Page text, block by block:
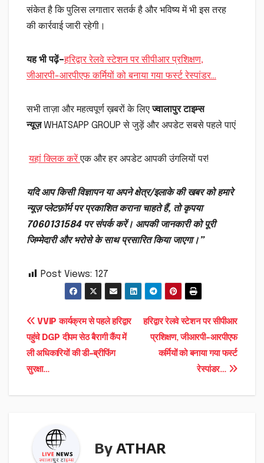
संकेत है कि पुलिस लगातार सतर्क है और भविष्य में भी इस तरह
की कार्रवाई जारी रहेगी।
यह भी पढ़ें–हरिद्वार रेलवे स्टेशन पर सीपीआर प्रशिक्षण,
जीआरपी-आरपीएफ कर्मियों को बनाया गया फर्स्ट रेस्पांडर…
सभी ताज़ा और महत्वपूर्ण ख़बरों के लिएज्वालापुर टाइम्स
न्यूज़WHATSAPP GROUP से जुड़ें और अपडेट सबसे पहले पाएं
यहां क्लिक करेंएक और हर अपडेट आपकी उंगलियों पर!
यदि आप किसी विज्ञापन या अपने क्षेत्र/इलाके की खबर को हमारे
न्यूज़ प्लेटफ़ॉर्म पर प्रकाशित कराना चाहते हैं, तो कृपया
7060131584 पर संपर्क करें। आपकी जानकारी को पूरी
जिम्मेदारी और भरोसे के साथ प्रसारित किया जाएगा।”
Post Views: 127
Post
navigation
हरिद्वार रेलवे स्टेशन पर सीपीआर
प्रशिक्षण, जीआरपी-आरपीएफ
कर्मियों को बनाया गया फर्स्ट
रेस्पांडर…
VVIP कार्यक्रम से पहले हरिद्वार
पहुंचे DGP दीपम सेठ बैरागी कैंप में
ली अधिकारियों की डी-ब्रीफिंग
सुरक्षा…
By ATHAR